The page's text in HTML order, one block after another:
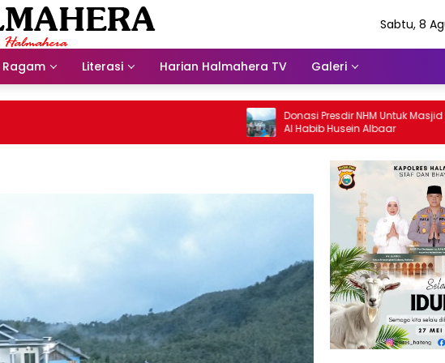
Sabtu, 8
Ragam Literasi Harian Halmahera TV Galeri
Donasi Presdir NHM Untuk Masjid Warisan
Al Habib Husein Albaar